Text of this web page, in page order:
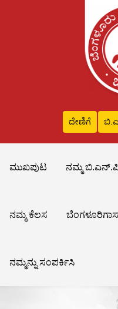
ದೇಣಿಗೆ
ಮುಖಪುಟ
ನಮ್ಮ
ನಮ್ಮ ಕೆಲಸ
ನಮ್ಮನ್ನು ಸಂಪರ್ಕಿಸಿ